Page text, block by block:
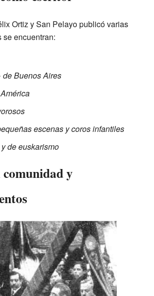
Ortiz y San Pelayo publicó varias
se encuentran:
Buenos Aires
escenas y coros infantiles
de euskarismo
y